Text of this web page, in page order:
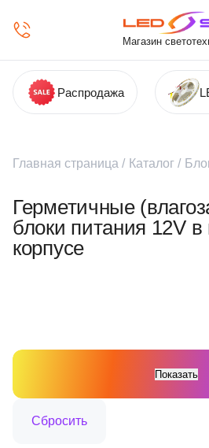
Магазин
Распродажа
Главная страница / Каталог /
Герметичные
блоки питания 12V в
корпусе